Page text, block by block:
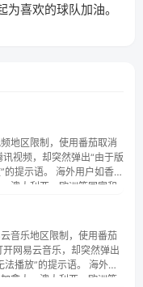
喜欢的球队加油。
地区限制，使用番茄取消
海外用户如香
澳大利亚、欧洲等国家和
到这个问题的
可解决「海外用户收听腾
论人在香港、澳门、台
洲等国家和地区工作、留
地区和版权限制所困扰。
音乐地区限制，使用番茄
”的提示语。 海外用
拿大、澳大利亚、欧洲等